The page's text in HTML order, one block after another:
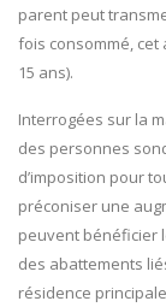
parent peut
fois consommé,
15 ans).
Interrogées sur la
des personnes
d’imposition pour
préconiser une
peuvent bénéficier
des abattements
résidence